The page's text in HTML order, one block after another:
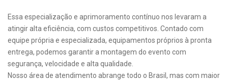
Essa especialização e aprimoramento contínuo nos levaram a
atingir alta eficiência, com custos competitivos. Contado com
equipe própria e especializada, equipamentos próprios à pronta
entrega, podemos garantir a montagem do evento com
segurança, velocidade e alta qualidade.
Nosso área de atendimento abrange todo o Brasil, mas com maior